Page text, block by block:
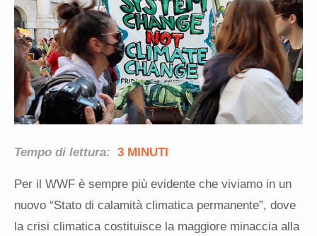
Tempo di lettura: 3 MINUTI
Per il WWF è sempre più evidente che viviamo in un
nuovo “Stato di calamità climatica permanente”, dove
la crisi climatica costituisce la maggiore minaccia alla